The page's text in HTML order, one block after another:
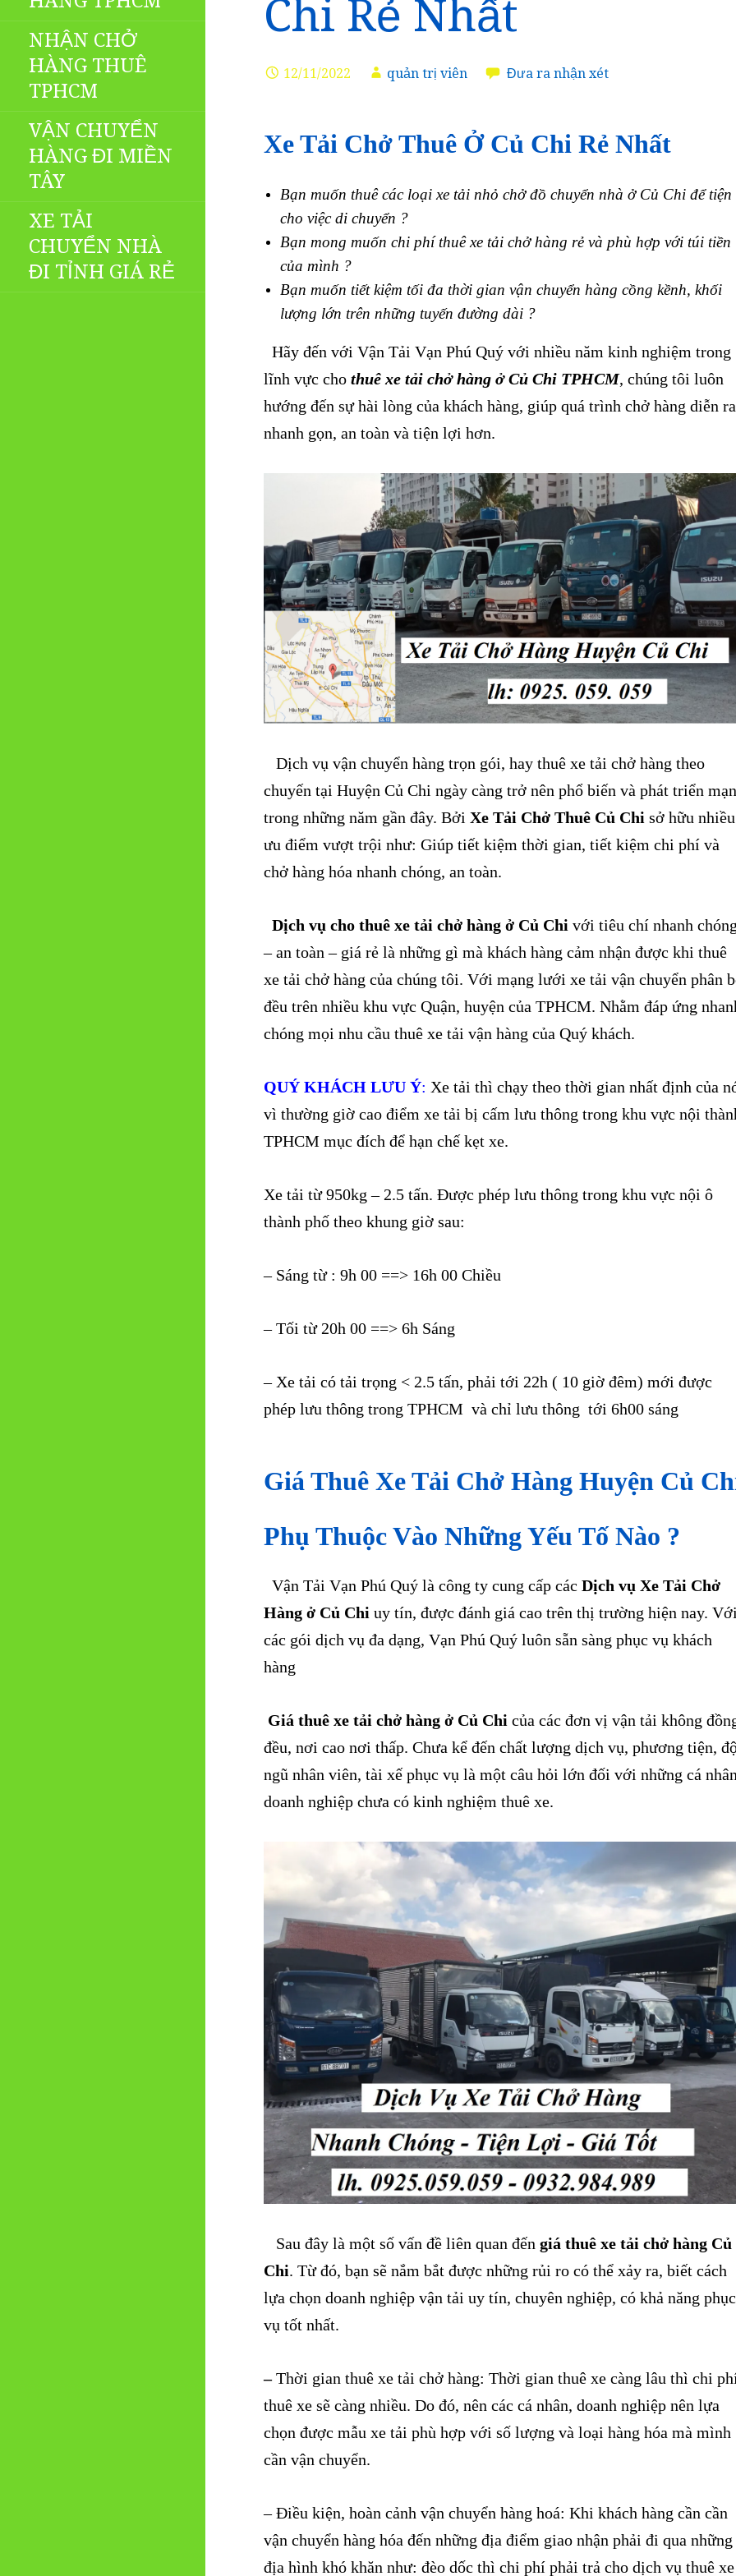
NHẬN CHỞ
HÀNG THUÊ
TPHCM
VẬN CHUYỂN
HÀNG ĐI MIỀN
TÂY
XE TẢI
CHUYỂN NHÀ
ĐI TỈNH GIÁ RẺ
Chi Rẻ Nhất
12/11/2022 quản trị viên Đưa ra nhận xét
Xe Tải Chở Thuê Ở Củ Chi Rẻ Nhất
Bạn muốn thuê các loại xe tải nhỏ chở đồ chuyển nhà ở Củ Chi để tiện
cho việc di chuyển ?
Bạn mong muốn chi phí thuê xe tải chở hàng rẻ và phù hợp với túi tiền
của mình ?
Bạn muốn tiết kiệm tối đa thời gian vận chuyển hàng cồng kềnh, khối
lượng lớn trên những tuyến đường dài ?
Hãy đến với Vận Tải Vạn Phú Quý với nhiều năm kinh nghiệm trong
lĩnh vực cho thuê xe tải chở hàng ở Củ Chi TPHCM, chúng tôi luôn
hướng đến sự hài lòng của khách hàng, giúp quá trình chở hàng diễn ra
nhanh gọn, an toàn và tiện lợi hơn.
Dịch vụ vận chuyển hàng trọn gói, hay thuê xe tải chở hàng theo
chuyến tại Huyện Củ Chi ngày càng trở nên phổ biến và phát triển
trong những năm gần đây. Bởi Xe Tải Chở Thuê Củ Chi sở hữu nhiều
ưu điểm vượt trội như: Giúp tiết kiệm thời gian, tiết kiệm chi phí và
chở hàng hóa nhanh chóng, an toàn.
Dịch vụ cho thuê xe tải chở hàng ở Củ Chi với tiêu chí nhanh
– an toàn – giá rẻ là những gì mà khách hàng cảm nhận được khi thuê
xe tải chở hàng của chúng tôi. Với mạng lưới xe tải vận chuyển phân
đều trên nhiều khu vực Quận, huyện của TPHCM. Nhằm đáp ứng
chóng mọi nhu cầu thuê xe tải vận hàng của Quý khách.
QUÝ KHÁCH LƯU Ý: Xe tải thì chạy theo thời gian nhất định của
vì thường giờ cao điểm xe tải bị cấm lưu thông trong khu vực nội
TPHCM mục đích để hạn chế kẹt xe.
Xe tải từ 950kg – 2.5 tấn. Được phép lưu thông trong khu vực nội ô
thành phố theo khung giờ sau:
– Sáng từ : 9h 00 ==> 16h 00 Chiều
– Tối từ 20h 00 ==> 6h Sáng
– Xe tải có tải trọng < 2.5 tấn, phải tới 22h ( 10 giờ đêm) mới được
phép lưu thông trong TPHCM và chỉ lưu thông tới 6h00 sáng
Giá Thuê Xe Tải Chở Hàng Huyện Củ
Phụ Thuộc Vào Những Yếu Tố Nào ?
Vận Tải Vạn Phú Quý là công ty cung cấp các Dịch vụ Xe Tải Chở
Hàng ở Củ Chi uy tín, được đánh giá cao trên thị trường hiện nay.
các gói dịch vụ đa dạng, Vạn Phú Quý luôn sẵn sàng phục vụ khách
hàng
Giá thuê xe tải chở hàng ở Củ Chi của các đơn vị vận tải không
đều, nơi cao nơi thấp. Chưa kể đến chất lượng dịch vụ, phương tiện,
ngũ nhân viên, tài xế phục vụ là một câu hỏi lớn đối với những cá
doanh nghiệp chưa có kinh nghiệm thuê xe.
Sau đây là một số vấn đề liên quan đến giá thuê xe tải chở hàng Củ
Chi. Từ đó, bạn sẽ nắm bắt được những rủi ro có thể xảy ra, biết cách
lựa chọn doanh nghiệp vận tải uy tín, chuyên nghiệp, có khả năng phục
vụ tốt nhất.
–Thời gian thuê xe tải chở hàng: Thời gian thuê xe càng lâu thì chi
thuê xe sẽ càng nhiều. Do đó, nên các cá nhân, doanh nghiệp nên lựa
chọn được mẫu xe tải phù hợp với số lượng và loại hàng hóa mà mình
cần vận chuyển.
– Điều kiện, hoàn cảnh vận chuyển hàng hoá: Khi khách hàng cần cần
vận chuyển hàng hóa đến những địa điểm giao nhận phải đi qua những
địa hình khó khăn như: đèo dốc thì chi phí phải trả cho dịch vụ thuê xe